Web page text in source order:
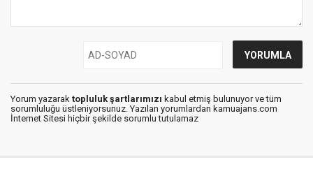
Yorum yazarak topluluk şartlarımızı kabul etmiş bulunuyor ve tüm
sorumluluğu üstleniyorsunuz. Yazılan yorumlardan kamuajans.com
İnternet Sitesi hiçbir şekilde sorumlu tutulamaz